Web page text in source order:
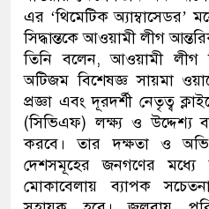
এর ‘থিমেটিক
সিদ্ধান্তকে আওয়ামী লীগ
তিনি বলেন, আওয়ামী লীগ
অটিজম বিশেষজ্ঞ সায়মা
প্রজ্ঞা এবং দূরদর্শী নেতৃত্ব
(সিভিএফ) লক্ষ্য ও উদ্দেশ্য
করবে। তার দক্ষতা ও
দেশসমূহের জনগণের মধ্যে
মোকাবেলায় ব্যাপক